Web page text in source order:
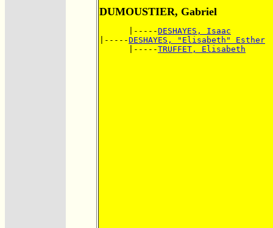
DUMOUSTIER, Gabriel
      |-----
DESHAYES, Isaac
|-----DESHAYES, "Elisabeth" Esther
      |-----
TRUFFET, Elisabeth